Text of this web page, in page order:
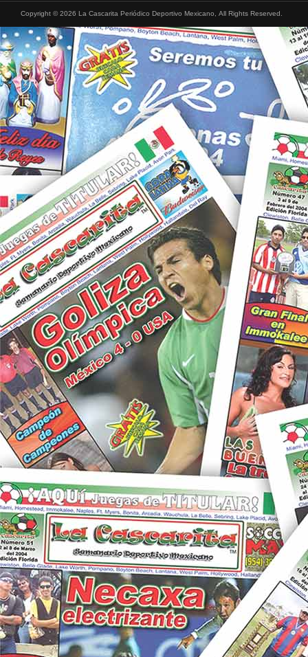
Copyright © 2026 La Cascarita Periódico Deportivo Mexicano, All Rights Reserved.